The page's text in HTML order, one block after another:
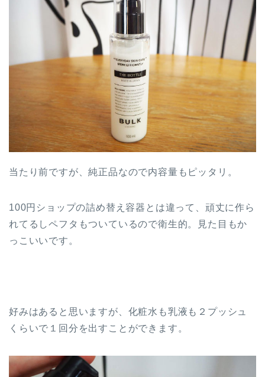
当たり前ですが、純正品なので内容量もピッタリ。
100円ショップの詰め替え容器とは違って、頑丈に作ら
れてるしペフタもついているので衛生的。見た目もか
っこいいです。
好みはあると思いますが、化粧水も乳液も２プッシュ
くらいで１回分を出すことができます。